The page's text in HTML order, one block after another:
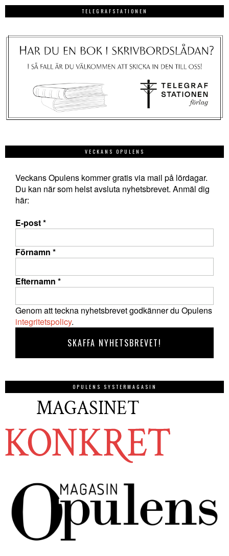
TELEGRAFSTATIONEN
VECKANS OPULENS
Veckans Opulens kommer gratis via mail på lördagar.
Du kan när som helst avsluta nyhetsbrevet. Anmäl dig
här:
E-post*
Förnamn *
Efternamn *
Genom att teckna nyhetsbrevet godkänner du Opulens
integritetspolicy.
OPULENS SYSTERMAGASIN